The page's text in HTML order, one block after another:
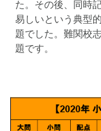
た。その後、同時
易しいという典型
題でした。難関校
題です。